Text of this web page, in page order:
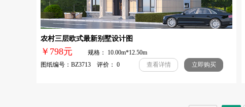
农村三层欧式最新别墅设计图
￥798元
规格： 10.00m*12.50m
图纸编号：BZ3713 评价： 0
查看详情 立即购买